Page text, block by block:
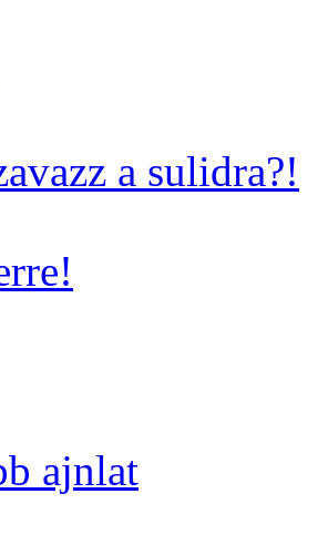
a sulidra?!
ajnlat